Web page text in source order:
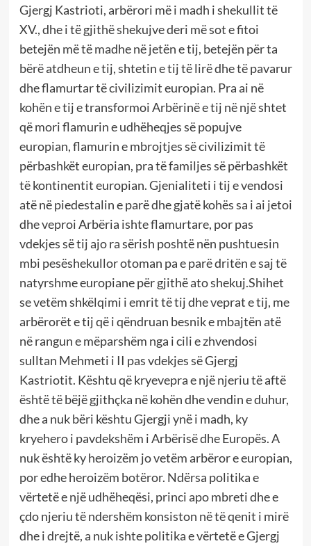
Gjergj Kastrioti, arbërori më i madh i shekullit të
XV., dhe i të gjithë shekujve deri më sot e fitoi
betejën më të madhe në jetën e tij, betejën për ta
bërë atdheun e tij, shtetin e tij të lirë dhe të pavarur
dhe flamurtar të civilizimit europian. Pra ai në
kohën e tij e transformoi Arbërinë e tij në një shtet
që mori flamurin e udhëheqjes së popujve
europian, flamurin e mbrojtjes së civilizimit të
përbashkët europian, pra të familjes së përbashkët
të kontinentit europian. Gjenialiteti i tij e vendosi
atë në piedestalin e parë dhe gjatë kohës sa i ai jetoi
dhe veproi Arbëria ishte flamurtare, por pas
vdekjes së tij ajo ra sërish poshtë nën pushtuesin
mbi pesëshekullor otoman pa e parë dritën e saj të
natyrshme europiane për gjithë ato shekuj.Shihet
se vetëm shkëlqimi i emrit të tij dhe veprat e tij, me
arbërorët e tij që i qëndruan besnik e mbajtën atë
në rangun e mëparshëm nga i cili e zhvendosi
sulltan Mehmeti i II pas vdekjes së Gjergj
Kastriotit. Kështu që kryevepra e një njeriu të aftë
është të bëjë gjithçka në kohën dhe vendin e duhur,
dhe a nuk bëri kështu Gjergji ynë i madh, ky
kryehero i pavdekshëm i Arbërisë dhe Europës. A
nuk është ky heroizëm jo vetëm arbëror e europian,
por edhe heroizëm botëror. Ndërsa politika e
vërtetë e një udhëheqësi, princi apo mbreti dhe e
çdo njeriu të ndershëm konsiston në të qenit i mirë
dhe i drejtë, a nuk ishte politika e vërtetë e Gjergj